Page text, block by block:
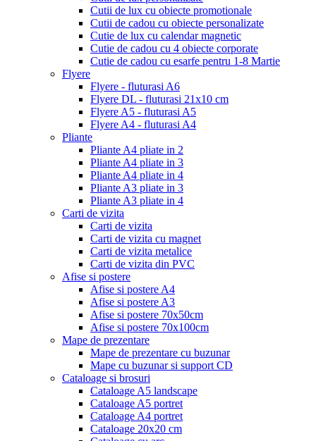
Cutii de lux cu obiecte promotionale
Cutii de cadou cu obiecte personalizate
Cutie de lux cu calendar magnetic
Cutie de cadou cu 4 obiecte corporate
Cutie de cadou cu esarfe pentru 1-8 Martie
Flyere
Flyere - fluturasi A6
Flyere DL - fluturasi 21x10 cm
Flyere A5 - fluturasi A5
Flyere A4 - fluturasi A4
Pliante
Pliante A4 pliate in 2
Pliante A4 pliate in 3
Pliante A4 pliate in 4
Pliante A3 pliate in 3
Pliante A3 pliate in 4
Carti de vizita
Carti de vizita
Carti de vizita cu magnet
Carti de vizita metalice
Carti de vizita din PVC
Afise si postere
Afise si postere A4
Afise si postere A3
Afise si postere 70x50cm
Afise si postere 70x100cm
Mape de prezentare
Mape de prezentare cu buzunar
Mape cu buzunar si support CD
Cataloage si brosuri
Cataloage A5 landscape
Cataloage A5 portret
Cataloage A4 portret
Cataloage 20x20 cm